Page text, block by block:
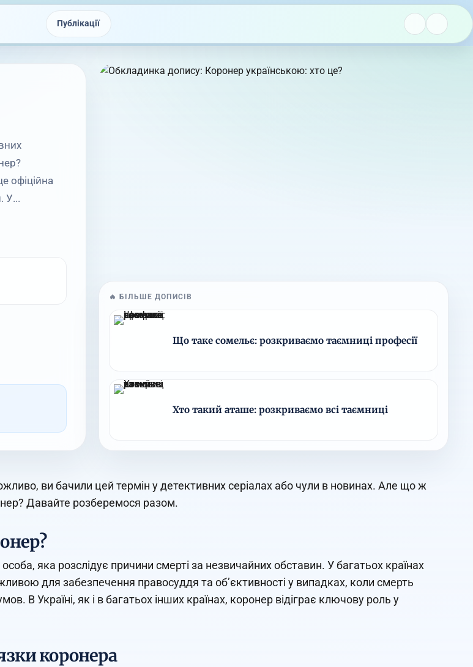
Публікації
офіційна
У...
🔥 БІЛЬШЕ ДОПИСІВ
Що таке сомельє: розкриваємо таємниці професії
Хто такий аташе: розкриваємо всі таємниці
ви бачили цей термін у детективних серіалах або чули в новинах. Але що ж
Давайте розберемося разом.
яка розслідує причини смерті за незвичайних обставин. У багатьох країнах
для забезпечення правосуддя та об’єктивності у випадках, коли смерть
В Україні, як і в багатьох інших країнах, коронер відіграє ключову роль у
коронера